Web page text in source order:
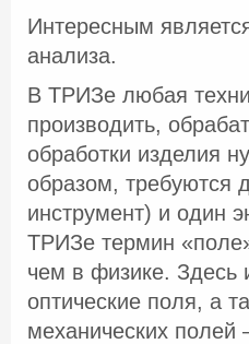
Интересным
анализа.
В ТРИЗе любая
производить,
обработки изделия
образом, требуются
инструмент) и один
ТРИЗе термин
чем в физике. Здесь
оптические поля, а
механических полей